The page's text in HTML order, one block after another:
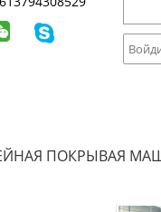
ПОКРЫВАЯ